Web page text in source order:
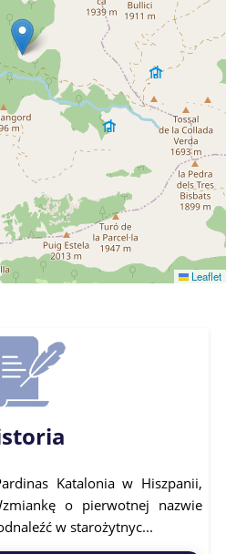
Leaflet
Katalonia w Hiszpanii,
o pierwotnej nazwie
w starożytnyc...